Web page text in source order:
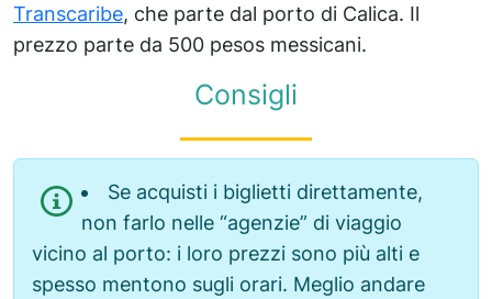
Transcaribe, che parte dal porto di Calica. Il
prezzo parte da 500 pesos messicani.
Consigli
Se acquisti i biglietti direttamente,
non farlo nelle “agenzie” di viaggio
vicino al porto: i loro prezzi sono più alti e
spesso mentono sugli orari. Meglio andare